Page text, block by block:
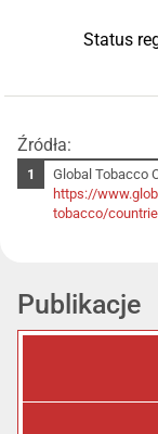
Status
Źródła:
Global Tobacco
https://
tobacco/
Publikacje